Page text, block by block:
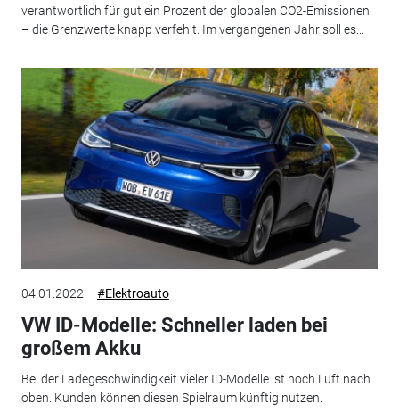
verantwortlich für gut ein Prozent der globalen CO2-Emissionen
– die Grenzwerte knapp verfehlt. Im vergangenen Jahr soll es...
04.01.2022 #Elektroauto
VW ID-Modelle: Schneller laden bei
großem Akku
Bei der Ladegeschwindigkeit vieler ID-Modelle ist noch Luft nach
oben. Kunden können diesen Spielraum künftig nutzen.